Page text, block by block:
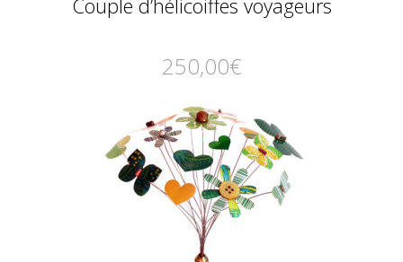
Couple d’hélicoiffes voyageurs
250,00€